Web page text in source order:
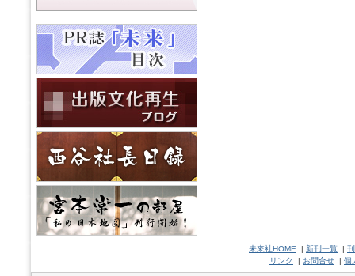
未來社HOME | 新刊一覧 |
リンク
| お問合せ | 個